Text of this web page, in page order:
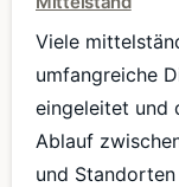
Viele
umfangreiche
eingeleitet und
Ablauf
und